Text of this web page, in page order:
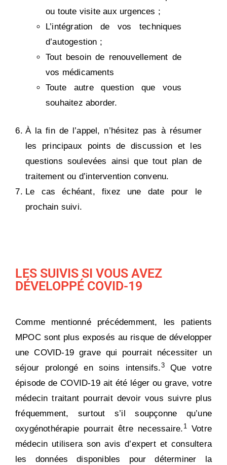
ou toute visite aux urgences ;
L’intégration de vos techniques
d’autogestion ;
Tout besoin de renouvellement de
vos médicaments
Toute autre question que vous
souhaitez aborder.
À la fin de l’appel, n’hésitez pas à résumer
les principaux points de discussion et les
questions soulevées ainsi que tout plan de
traitement ou d’intervention convenu.
Le cas échéant, fixez une date pour le
prochain suivi.
LES SUIVIS SI VOUS AVEZ
DÉVELOPPÉ COVID-19
Comme mentionné précédemment, les patients
MPOC sont plus exposés au risque de développer
une COVID-19 grave qui pourrait nécessiter un
séjour prolongé en soins intensifs.3Que votre
épisode de COVID-19 ait été léger ou grave, votre
médecin traitant pourrait devoir vous suivre plus
fréquemment, surtout s’il soupçonne qu’une
oxygénothérapie pourrait être necessaire. 1Votre
médecin utilisera son avis d’expert et consultera
les données disponibles pour déterminer la